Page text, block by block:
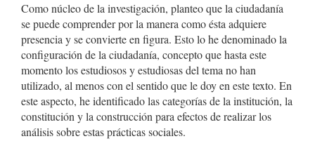
Como núcleo de la investigación, planteo que la ciudadanía
se puede comprender por la manera como ésta adquiere
presencia y se convierte en figura. Esto lo he denominado la
configuración de la ciudadanía, concepto que hasta este
momento los estudiosos y estudiosas del tema no han
utilizado, al menos con el sentido que le doy en este texto. En
este aspecto, he identificado las categorías de la institución, la
constitución y la construcción para efectos de realizar los
análisis sobre estas prácticas sociales.